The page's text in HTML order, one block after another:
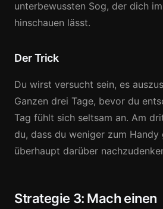
unterbewussten Sog, der dich
hinschauen lässt.
Der Trick
Du wirst versucht sein, es
Ganzen drei Tage, bevor du
Tag fühlt sich seltsam an. Am
du, dass du weniger zum Handy
überhaupt darüber
Strategie 3: Mach einen